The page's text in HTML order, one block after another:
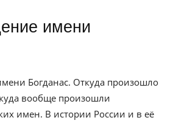
имени
Богданас. Откуда произошло
вообще произошли
имен. В истории России и в её